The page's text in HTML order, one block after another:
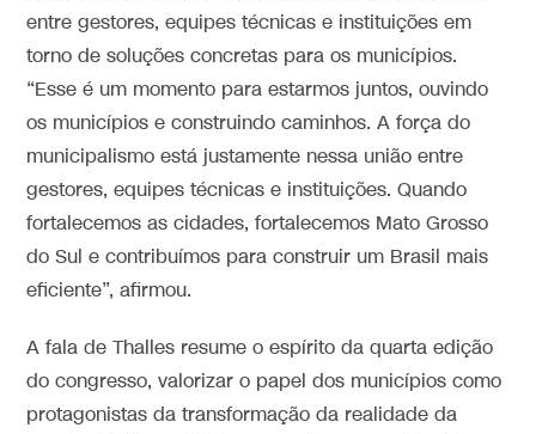
entre gestores, equipes técnicas e instituições em
torno de soluções concretas para os municípios.
“Esse é um momento para estarmos juntos, ouvindo
os municípios e construindo caminhos. A força do
municipalismo está justamente nessa união entre
gestores, equipes técnicas e instituições. Quando
fortalecemos as cidades, fortalecemos Mato Grosso
do Sul e contribuímos para construir um Brasil mais
eficiente”, afirmou.
A fala de Thalles resume o espírito da quarta edição
do congresso, valorizar o papel dos municípios como
protagonistas da transformação da realidade da